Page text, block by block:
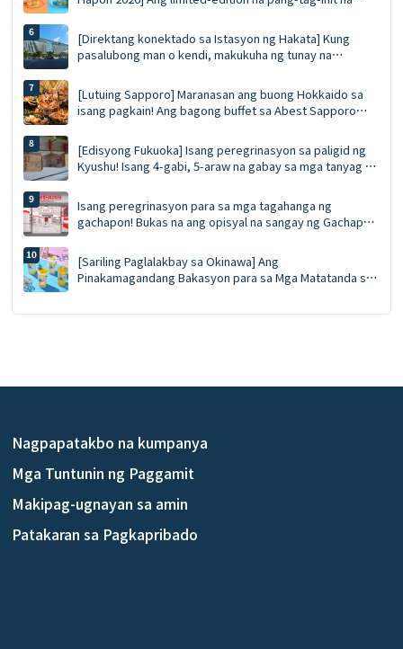
lasa: Juicy Fruit at Salted Caramel Pistachio
[Direktang konektado sa Istasyon ng Hakata] Kung
pasalubong man o kendi, makukuha ng tunay na
MING. Ang Pinakahuling Gabay sa MING (Edisyon 2026)
[Lutuing Sapporo] Maranasan ang buong Hokkaido sa
isang pagkain! Ang bagong buffet sa Abest Sapporo
pagtikim ng ligaw na bluefin tuna, at GARAKU soup curry
[Edisyong Fukuoka] Isang peregrinasyon sa paligid ng
Kyushu! Isang 4-gabi, 5-araw na gabay sa mga tanyag na
mundo ng *Demon Slayer*!
Isang peregrinasyon para sa mga tagahanga ng
gachapon! Bukas na ang opisyal na sangay ng Gachapon
spot para sa litrato, at mga regalong pambungad—lahat
sa isang lugar.
[Sariling Paglalakbay sa Okinawa] Ang
Pinakamagandang Bakasyon para sa Mga Matatanda sa
dalawa sa pinaka-mahikal na destinasyon ng Hoshino
Nagpapatakbo na kumpanya
Mga Tuntunin ng Paggamit
Makipag-ugnayan sa amin
Patakaran sa Pagkapribado